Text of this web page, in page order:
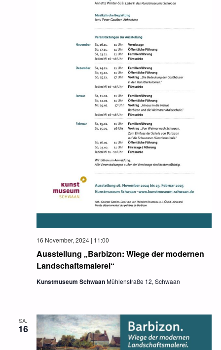
Ausstellung „Barbizon: Wiege der modernen
Landschaftsmalerei“
16 November, 2024 | 11:00
Kunstmuseum SchwaanMühlenstraße 12, Schwaan
SA.
16